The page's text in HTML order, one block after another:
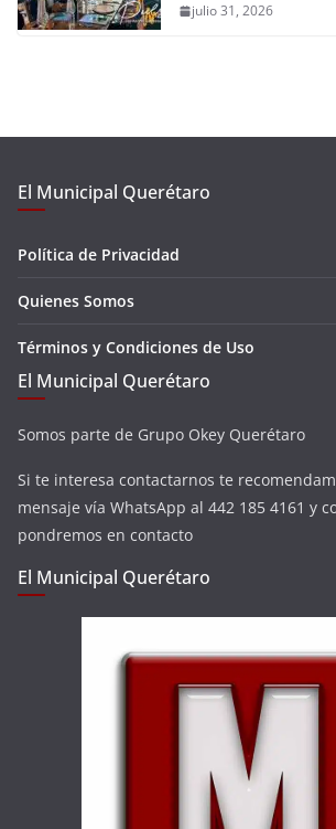
julio 31, 2026
El Municipal Querétaro
Política de Privacidad
Quienes Somos
Términos y Condiciones de Uso
El Municipal Querétaro
Somos parte de Grupo Okey Querétaro
Si te interesa contactarnos te
mensaje vía WhatsApp al 442 185 4161 y
pondremos en contacto
El Municipal Querétaro